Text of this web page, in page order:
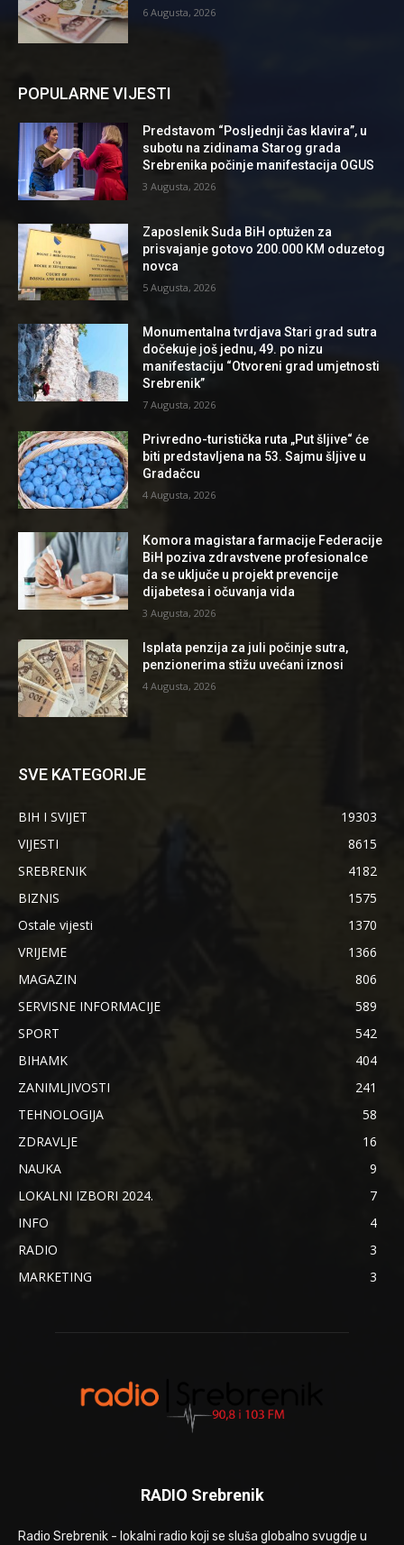
6 Augusta, 2026
POPULARNE VIJESTI
Predstavom “Posljednji čas klavira”, u
subotu na zidinama Starog grada
Srebrenika počinje manifestacija OGUS
3 Augusta, 2026
Zaposlenik Suda BiH optužen za
prisvajanje gotovo 200.000 KM oduzetog
novca
5 Augusta, 2026
Monumentalna tvrdjava Stari grad sutra
dočekuje još jednu, 49. po nizu
manifestaciju “Otvoreni grad umjetnosti
Srebrenik”
7 Augusta, 2026
Privredno-turistička ruta „Put šljive“ će
biti predstavljena na 53. Sajmu šljive u
Gradačcu
4 Augusta, 2026
Komora magistara farmacije Federacije
BiH poziva zdravstvene profesionalce
da se uključe u projekt prevencije
dijabetesa i očuvanja vida
3 Augusta, 2026
Isplata penzija za juli počinje sutra,
penzionerima stižu uvećani iznosi
4 Augusta, 2026
SVE KATEGORIJE
BIH I SVIJET
19303
VIJESTI
8615
SREBRENIK
4182
BIZNIS
1575
Ostale vijesti
1370
VRIJEME
1366
MAGAZIN
806
SERVISNE INFORMACIJE
589
SPORT
542
BIHAMK
404
ZANIMLJIVOSTI
241
TEHNOLOGIJA
58
ZDRAVLJE
16
NAUKA
9
LOKALNI IZBORI 2024.
7
INFO
4
RADIO
3
MARKETING
3
RADIO Srebrenik
Radio Srebrenik - lokalni radio koji se sluša globalno svugdje u